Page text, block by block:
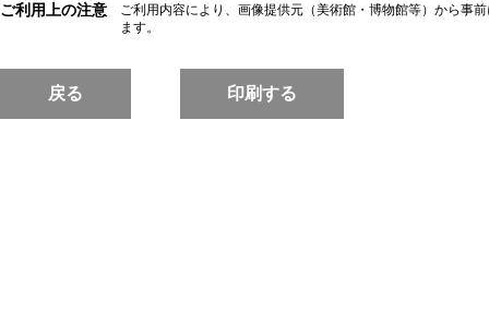
ご利用上の注意
ご利用内容により、画像提供元（美術館・博物館等）から事
ます。
戻る 印刷する